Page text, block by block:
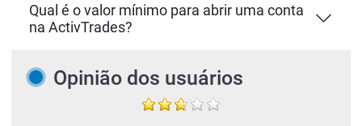
Qual é o valor mínimo para abrir uma conta
na ActivTrades?
Opinião dos usuários